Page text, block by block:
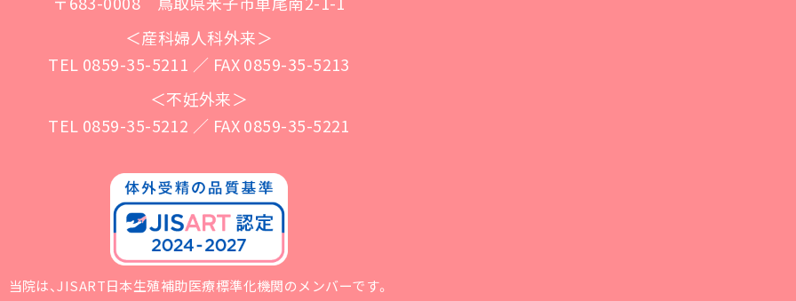
＜産科婦人科外来＞
TEL 0859-35-5211 ／ FAX 0859-35-5213
＜不妊外来＞
TEL 0859-35-5212 ／ FAX 0859-35-5221
当院は、JISART日本生殖補助医療標準化機関のメンバーです。